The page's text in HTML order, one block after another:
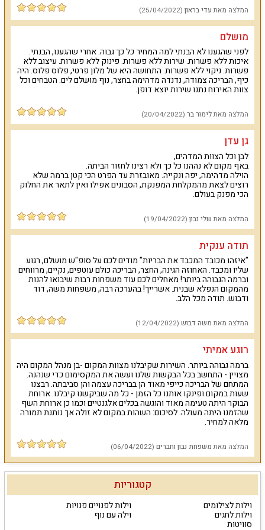
חצר נופש מושקעת עם בריכה, עיצוב פנים יוקרתי, ריהוט גן
מפנק, חנייה פרטית מסודרת ל-4 רכבים, אינטרנט אלחוטי חינם, נטפליקס,
מערכת קולנוע ביתית, חדר קולנוע ביתי, מכונת כביסה ומייבש כביסה, מתקני
כושר.
בתיאום מראש ותשלום נוסף יסופקו גם ארוחות שף מכל הסוגים.
מיוחד לילדים : פינג פונג, משחקי קופסה.
הקהל הדתי ימצא בית כנסת במרחק הליכה.
וילה עוצרת נשימה במיקום פסטורלי בעמק חפר בקרבת שמורת נחל
אלכסנדר ובמרחק הליכה מאחד החופים היפים בארץ, חוף בית ינאי
הווילה משלבת אדריכלות עוצרת נשימה עם חללים פנימיים וחיצוניים
שמשתלבים עם נוף השמורה והים
המלצה מאתעדי בראון (25/04/2022)
מושלם
לפני שהגענו לא הבנתי למה המחיר כל כך גבוה. אחרי שהגענו, הבנתי.
איכות ללא פשרות. שירות ללא פשרות. פינוק ללא פשרות. עיצוב ללא
פשרות. ניקוי ללא פשרות. התחושה היא של מלון פרטי, פלוס פלוס. היה
כיף, הבריכה צמודה, נדנדה מדהימה בחצר, נוף מושלם לים. הטבחים וכל
צוות האירוח נתנו שירות יוצא דופן.
המלצה מאתלימור בר (20/04/2022)
גן עדן
לבן וכל הצוות המדהים,
באף מקום לא נההנו כל כך ולא רצינו לחזור הביתה.
הוילה מדהימה, יפה ונקייה. מאובזרת עד הפרט הכי קטן ברמה שלא
רוצים לצאת מהמקלחת המפנקת, הסבונים אפילו ואין לתאר את החלוק
הכי מפנק בעולם.
המלצה מאתשלי נבון (19/04/2022)
תודה ענקית
"איזהו מכובד המכבד את הבריות" מודים לכם על סופ"ש מושלם, רגוע
שליו ומכבד. האחוזה הגינה, החצר, הבריכה כולם עוטפים, נקיים, מרווחים
וברמה הגבוהה ביותר! מאחלים לכם עוד משפחות רבות שיבואו להנות
מהמקום הנפלא שבנית. אשרייך! בהערכה רבה, משפחות משה, דוד
ודבוש. תודה מכל הלב.
המלצה מאתמשה דבוש (12/04/2022)
רוגע אמיתי
ברמה גבוהה ביותר. השירות שקיבלנו מצוות המקום -בן מנהל המקום היה
מצויין - התחשב בכל הבקשות שלנו ועשה את המקסימום כדי שנהנה.
המתחם של הבריכה כייפי מאוד הן בבריכה עצמה והן סביבתה. רבצנו
שעות במקום ופינקו אותנו כל הזמן - כל מה שביקשנו קיבלנו. ארוחת
הבוקר היתה טעימה מאוד והוגשה בכלים אלגנטיים וכמו כן ארוחת השף
שהזמנו היתה מעולה. לסיכום: השהות במקום לא זולה אך נותנת תמורה
מלאה למחיר.
המלצה מאתמשפחת נבון וחברים (06/04/2022)
קטגוריות
וילות לצילומים וילות לפנויים פנויות
וילות לחגים וילה עם נוף
סוויטות